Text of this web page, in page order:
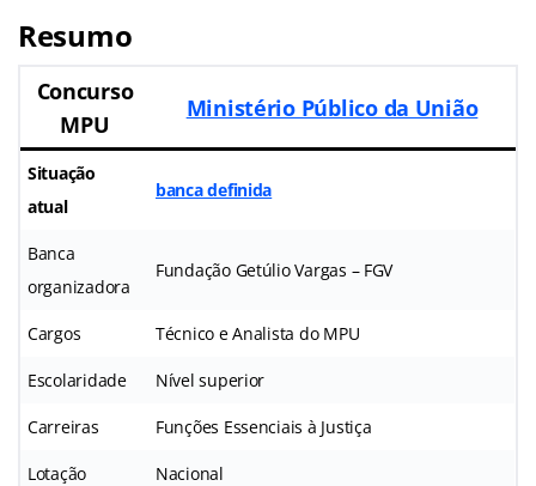
Resumo
Concurso
MPU
Ministério Público da União
Situação
atual
banca definida
Banca
organizadora
Fundação Getúlio Vargas – FGV
Cargos Técnico e Analista do MPU
Escolaridade Nível superior
Carreiras Funções Essenciais à Justiça
Lotação Nacional